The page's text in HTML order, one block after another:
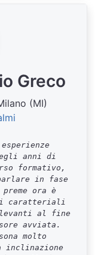
Greco
(MI)
anni di
formativo,
in fase
ora è
caratteriali
al fine
avviata.
molto
inclinazione